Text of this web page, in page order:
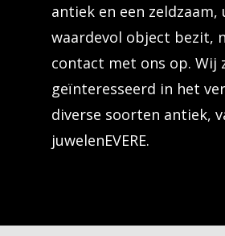
antiek en een zeldzaam,
waardevol object bezit,
contact met ons op. Wij
geïnteresseerd in het
diverse soorten antiek,
juwelenEVERE.